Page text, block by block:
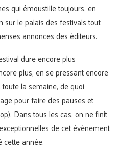
qui émoustille toujours, en
sur le palais des festivals tout
annonces des éditeurs.
dure encore plus
plus, en se pressant encore
la semaine, de quoi
pour faire des pauses et
Dans tous les cas, on ne finit
de cet évènement
année.